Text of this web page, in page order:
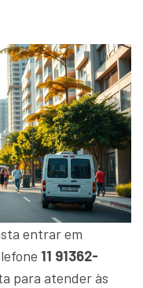
entrar em
11 91362-
para atender às